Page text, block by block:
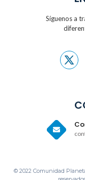
Síguenos a
© 2022 Comunidad